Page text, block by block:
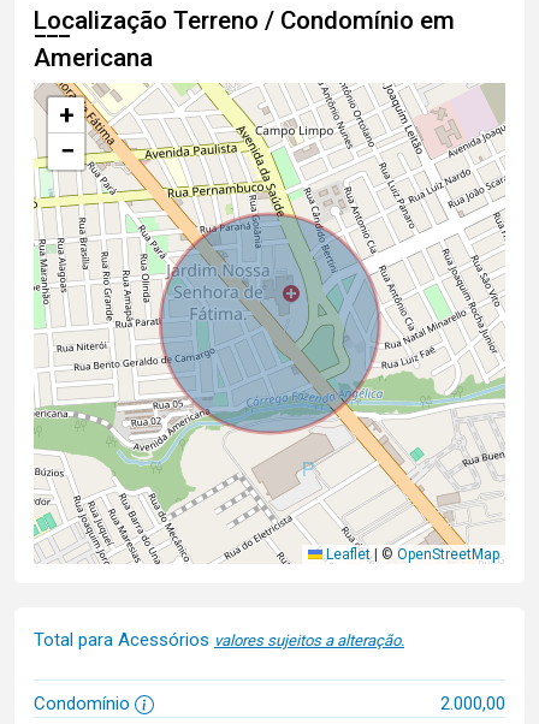
Localização Terreno / Condomínio em
Americana
+
−
Leaflet © OpenStreetMap
Total para Acessórios valores sujeitos a alteração.
Condomínio 2.000,00